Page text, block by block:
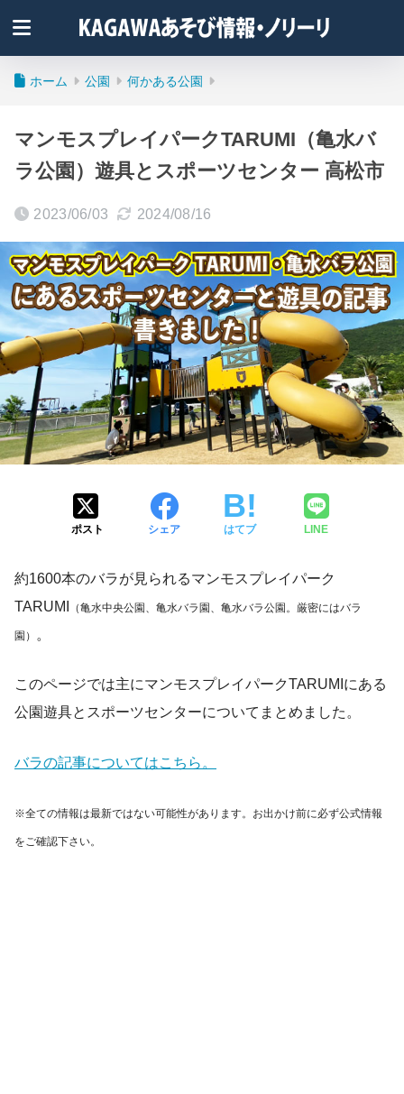
ホーム 公園 何かある公園
マンモスプレイパークTARUMI（亀水バ
ラ公園）遊具とスポーツセンター 高松市
2023/06/03 2024/08/16
ポスト シェア はてブ LINE
約1600本のバラが見られるマンモスプレイパーク
TARUMI （亀水中央公園、亀水バラ園、亀水バラ公園。厳密にはバラ
園） 。
このページでは主にマンモスプレイパークTARUMIにある
公園遊具とスポーツセンターについてまとめました。
バラの記事についてはこちら。
※全ての情報は最新ではない可能性があります。お出かけ前に必ず公式情報
をご確認下さい。